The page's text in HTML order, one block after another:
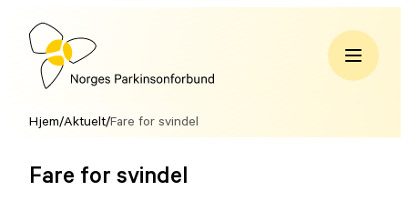
Hopp
innholdNorges
Hjem/Aktuelt/Fare for svindel
Fare for svindel